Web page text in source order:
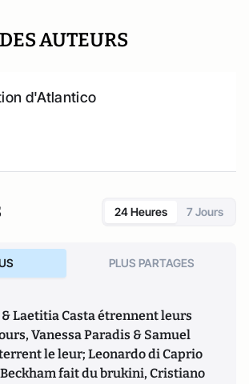
AUTEURS
d'Atlantico
24 Heures 7 Jours
PLUS PARTAGES
Laetitia Casta étrennent leurs
Vanessa Paradis & Samuel
le leur; Leonardo di Caprio
fait du brukini, Cristiano